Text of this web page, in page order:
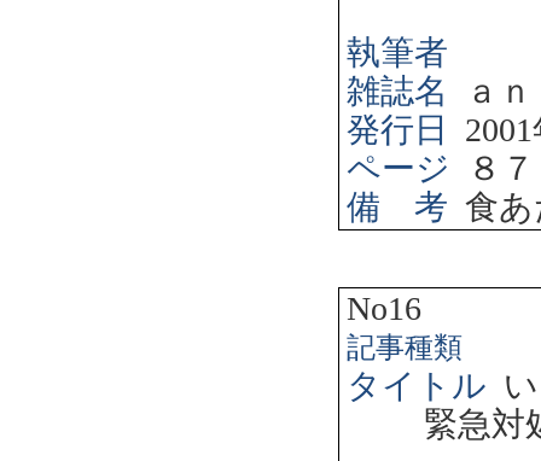
執筆者
雑誌名
ａ
発行日
2001
ページ
８７
備 考 食あ
No16
記事種類
タイトル
緊急対